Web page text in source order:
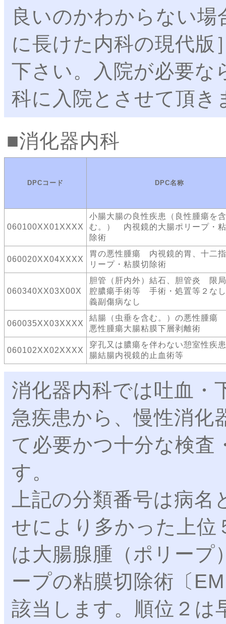
良いのかわからない
に長けた内科の現代版
下さい。入院が必要な
科に入院とさせて頂き
消化器内科
DPCコード DPC名称
060100XX01XXXX
小腸大腸の良性疾患（良性腫瘍を含
む。） 内視鏡的大腸ポリープ・
除術
060020XX04XXXX
胃の悪性腫瘍 内視鏡的胃、十二
リープ・粘膜切除術
060340XX03X00X
胆管（肝内外）結石、胆管炎 限
腔膿瘍手術等 手術・処置等２な
義副傷病なし
060035XX03XXXX
結腸（虫垂を含む。）の悪性腫瘍
悪性腫瘍大腸粘膜下層剥離術
060102XX02XXXX
穿孔又は膿瘍を伴わない憩室性疾
腸結腸内視鏡的止血術等
消化器内科では吐血・
急疾患から、慢性消化
て必要かつ十分な検査
す。
上記の分類番号は病
せにより多かった上位
は大腸腺腫（ポリープ
ープの粘膜切除術〔
該当します。順位２は